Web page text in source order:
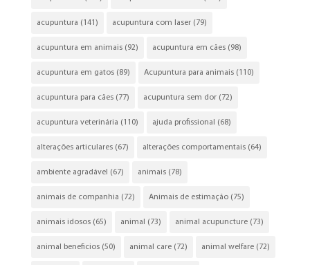
acupuntura (141) acupuntura com laser(79)
acupuntura em animais(92) acupuntura em cães(98)
acupuntura em gatos(89) Acupuntura para animais(110)
acupuntura para cães(77) acupuntura sem dor(72)
acupuntura veterinária (110) ajuda profissional (68)
alterações articulares(67) alterações comportamentais(64)
ambiente agradável (67) animais(78)
animais de companhia (72) Animais de estimação(75)
animais idosos(65) animal (73) animal acupuncture(73)
animal beneficios(50) animal care(72) animal welfare(72)